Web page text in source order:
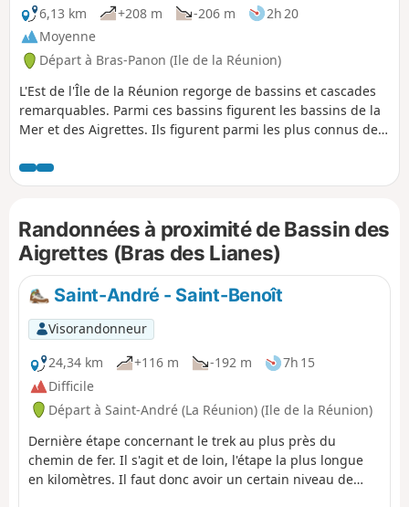
6,13 km
+208 m -206 m
2h 20
Moyenne
Départ à Bras-Panon (Ile de la Réunion)
L'Est de l'Île de la Réunion regorge de bassins et cascades
remarquables. Parmi ces bassins figurent les bassins de la
Mer et des Aigrettes. Ils figurent parmi les plus connus de
qui l'entoure et qui est verte quasiment tout le temps. La
randonnée est plate dans un premier temps avant de
Aigrettes.
Randonnées à proximité de Bassin des
Aigrettes (Bras des Lianes)
Saint-André - Saint-Benoît
Visorandonneur
24,34 km
+116 m -192 m
7h 15
Difficile
Départ à Saint-André (La Réunion) (Ile de la Réunion)
Dernière étape concernant le trek au plus près du
chemin de fer. Il s'agit et de loin, l'étape la plus longue
en kilomètres. Il faut donc avoir un certain niveau de